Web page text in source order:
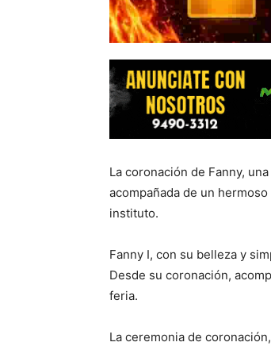
La coronación de Fanny,
acompañada de un
instituto.
Fanny I, con su belleza y
Desde su coronación,
feria.
La ceremonia de